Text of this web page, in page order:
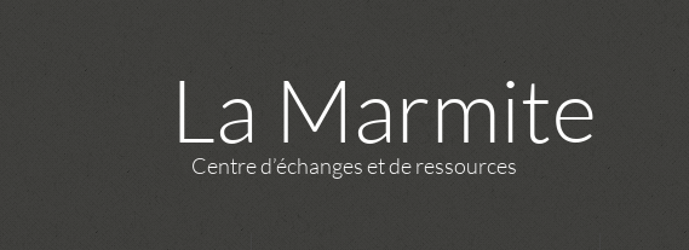
La Marmite
Centre d’échanges et de ressources